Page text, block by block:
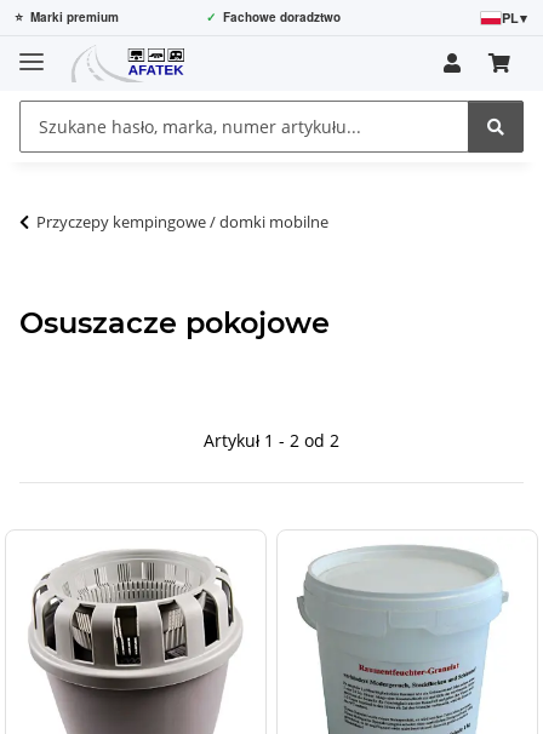
⭐ Marki premium ✓ Fachowe doradztwo PL▾
Przyczepy kempingowe / domki mobilne
Osuszacze pokojowe
Artykuł 1 - 2 od 2